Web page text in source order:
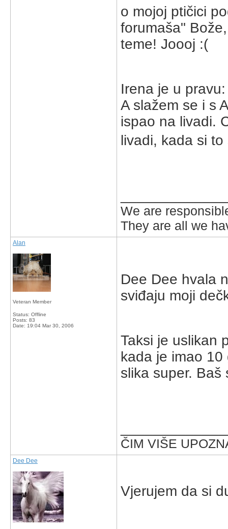
o mojoj ptičici
forumaša"
teme! Joooj :(
Irena je u
A slažem se i s
ispao na livadi.
livadi, kada si to
We are
They are all we
Alan
Veteran Member
Status: Offline
Posts: 83
Date: 19:04 Mar 30, 2006
Dee Dee hvala
sviđaju moji
Taksi je uslikan
kada je imao
slika super. Baš
ČIM VIŠE
Dee Dee
Vjerujem da si